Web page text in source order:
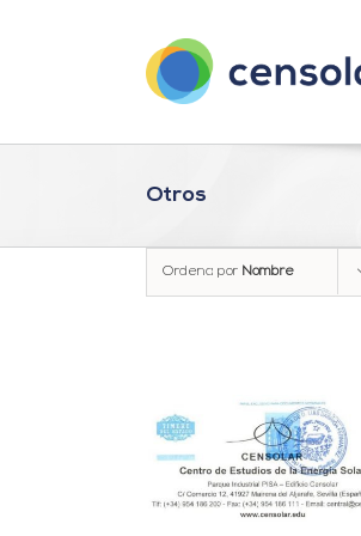
Otros
Ordena por Nombre